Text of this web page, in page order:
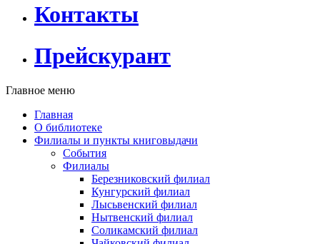
Контакты
Прейскурант
Главное меню
Главная
О библиотеке
Филиалы и пункты книговыдачи
События
Филиалы
Березниковский филиал
Кунгурский филиал
Лысьвенский филиал
Нытвенский филиал
Соликамский филиал